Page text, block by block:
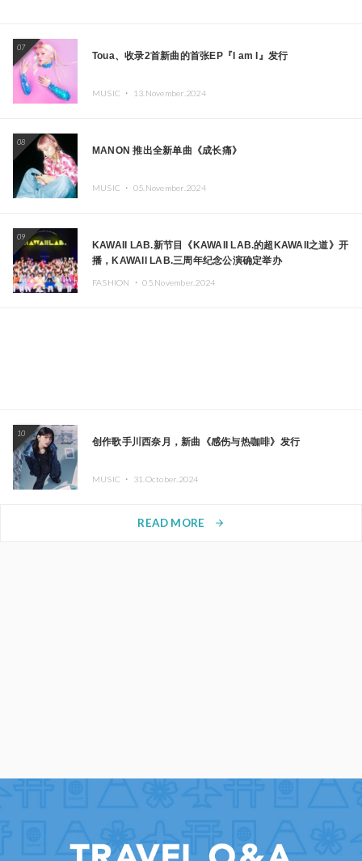
07
Toua、收录2首新曲的首张EP『I am I』发行
MUSIC ・ 13.November.2024
08
MANON 推出全新单曲《成长痛》
MUSIC ・ 05.November.2024
09
KAWAII LAB.新节目《KAWAII LAB.的超KAWAII之道》开
播，KAWAII LAB.三周年纪念公演确定举办
FASHION ・05.November.2024
10
创作歌手川西奈月，新曲《感伤与热咖啡》发行
MUSIC ・ 31.October.2024
READ MORE arrow_forward